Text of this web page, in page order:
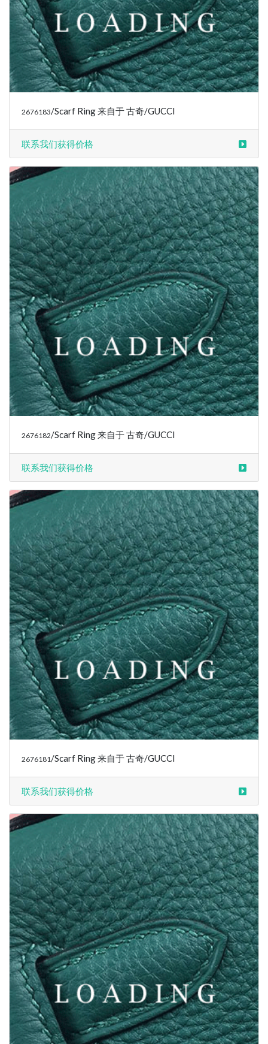
2676183/Scarf Ring 来自于 古奇/GUCCI
联系我们获得价格
2676182/Scarf Ring 来自于 古奇/GUCCI
联系我们获得价格
2676181/Scarf Ring 来自于 古奇/GUCCI
联系我们获得价格